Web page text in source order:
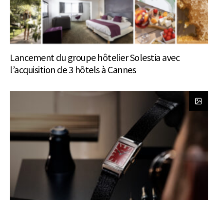
Lancement du groupe hôtelier Solestia avec
l’acquisition de 3 hôtels à Cannes